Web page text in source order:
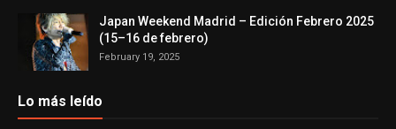
Japan Weekend Madrid – Edición Febrero 2025
(15–16 de febrero)
February 19, 2025
Lo más leído